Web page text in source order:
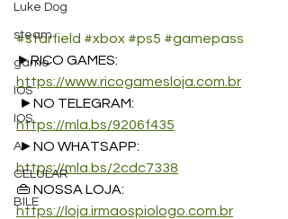
Luke Dog
steam
game
IOS
IOS
A
CELULAR
BILE
#starfield #xbox #ps5 #gamepass
►RICO GAMES:
https://www.ricogamesloja.com.br
►NO TELEGRAM:
https://mla.bs/9206f435
►NO WHATSAPP:
https://mla.bs/2cdc7338
👜 NOSSA LOJA:
https://loja.irmaospiologo.com.br